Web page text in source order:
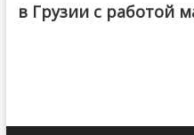
в Грузии с работой